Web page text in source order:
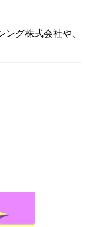
グ株式会社や、